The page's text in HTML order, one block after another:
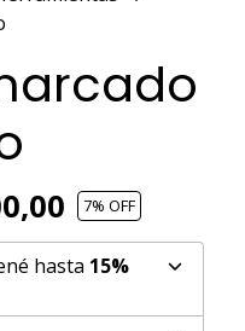
7% OFF
hasta 15%